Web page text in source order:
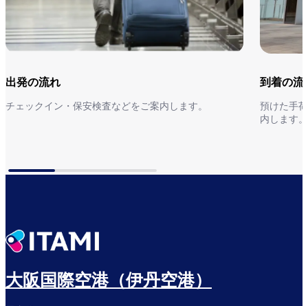
出発の流れ
チェックイン・保安検査などをご案内します。
到着の流
預けた手
内します。
大阪国際空港（伊丹空港）